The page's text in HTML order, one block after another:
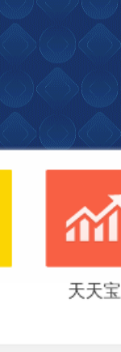
天天宝